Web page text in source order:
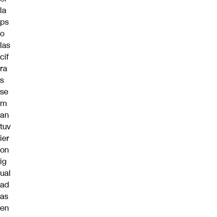
la
ps
o
las
cif
ra
s
se
m
an
tuv
ier
on
ig
ual
ad
as
en